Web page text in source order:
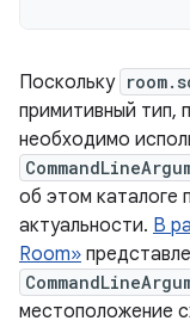
Поскольку
примитивный тип,
необходимо
об этом каталоге
актуальности. В
Room»
местоположение